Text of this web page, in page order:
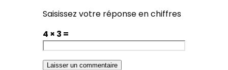
Saisissez votre réponse en chiffres
4 × 3 =